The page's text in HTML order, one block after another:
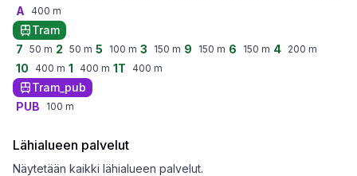
A 400 m
Tram
7 50 m 2 50 m 5 100 m 3 150 m 9 150 m 6 150 m 4 200 m
10 400 m 1 400 m 1T 400 m
Tram_pub
PUB
100 m
Lähialueen palvelut
Näytetään kaikki lähialueen palvelut.